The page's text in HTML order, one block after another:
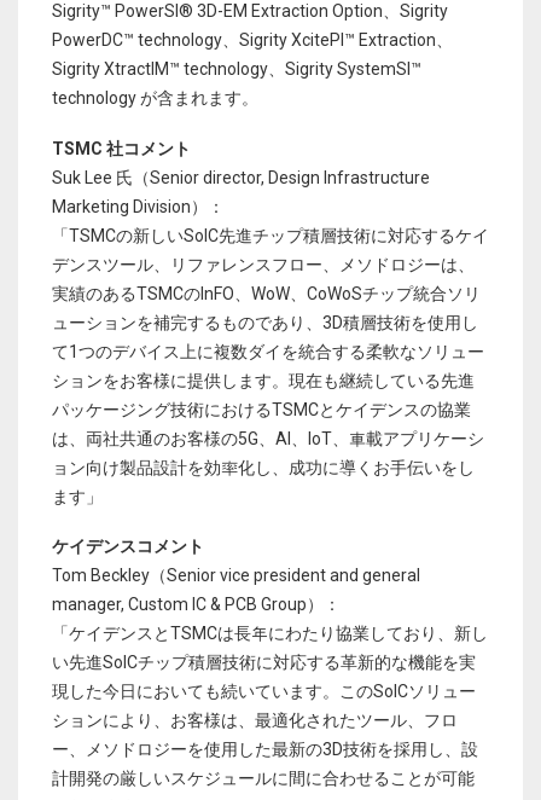
Sigrity™ PowerSI® 3D-EM Extraction Option、Sigrity
PowerDC™ technology、Sigrity XcitePI™ Extraction、
Sigrity XtractIM™ technology、Sigrity SystemSI™
technology が含まれます。
TSMC 社コメント
Suk Lee 氏（Senior director, Design Infrastructure
Marketing Division）：
「TSMCの新しいSoIC先進チップ積層技術に対応するケイ
デンスツール、リファレンスフロー、メソドロジーは、
実績のあるTSMCのInFO、WoW、CoWoSチップ統合ソリ
ューションを補完するものであり、3D積層技術を使用し
て1つのデバイス上に複数ダイを統合する柔軟なソリュー
ションをお客様に提供します。現在も継続している先進
パッケージング技術におけるTSMCとケイデンスの協業
は、両社共通のお客様の5G、AI、IoT、車載アプリケーシ
ョン向け製品設計を効率化し、成功に導くお手伝いをし
ます」
ケイデンスコメント
Tom Beckley（Senior vice president and general
manager, Custom IC & PCB Group）：
「ケイデンスとTSMCは長年にわたり協業しており、新し
い先進SoICチップ積層技術に対応する革新的な機能を実
現した今日においても続いています。このSoICソリュー
ションにより、お客様は、最適化されたツール、フロ
ー、メソドロジーを使用した最新の3D技術を採用し、設
計開発の厳しいスケジュールに間に合わせることが可能